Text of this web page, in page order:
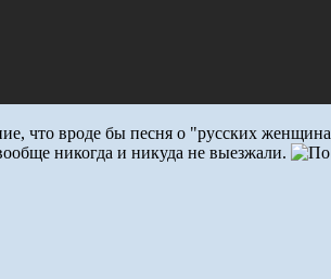
что вроде бы песня о "русских
никогда и никуда не выезжали.